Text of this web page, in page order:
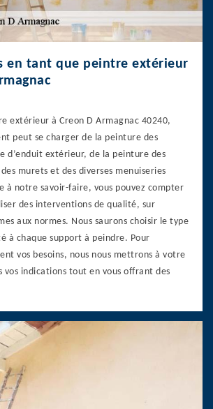
en tant que peintre extérieur
extérieur à Creon D Armagnac 40240,
peut se charger de la peinture des
d’enduit extérieur, de la peinture des
murets et des diverses menuiseries
à notre savoir-faire, vous pouvez compter
des interventions de qualité, sur
aux normes. Nous saurons choisir le type
à chaque support à peindre. Pour
vos besoins, nous nous mettrons à votre
vos indications tout en vous offrant des